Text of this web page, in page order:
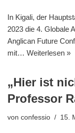
In Kigali, der
2023 die 4. Globale
Anglican Future
mit… Weiterlesen »
„Hier ist
Professor
von confessio 15.